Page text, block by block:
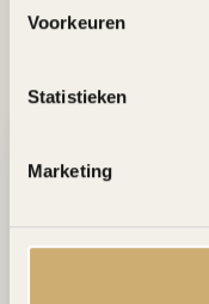
Voorkeuren
Statistieken
MarketingVoornaam *
E-mailadres *